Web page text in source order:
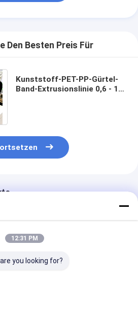
Den Besten Preis Für
Kunststoff-PET-PP-Gürtel-
Band-Extrusionslinie 0,6 - 12
12:31 PM
you looking for?